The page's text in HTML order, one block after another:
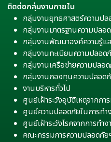
ติดต่อกลุ่มงานภายใน
กลุ่มงานยุทธศาสตร์ความปล
กลุ่มงานมาตรฐานความปลอ
กลุ่มงานพัฒนาองค์ความรู้แ
กลุ่มงานทะเบียนความปลอด
กลุ่มงานเครือข่ายความปลอ
กลุ่มงานกองทุนความปลอด
งานบริหารทั่วไป
ศูนย์เฝ้าระวังอุบัติเหตุจากกา
ศูนย์ความปลอดภัยในการทำ
ศูนย์เฝ้าระวังโรคจากการทำง
คณะกรรมการความปลอดภัย